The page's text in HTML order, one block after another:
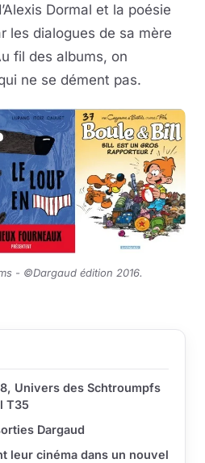
Dormal et la poésie
les dialogues de sa mère
fil des albums, on
ne se dément pas.
- ©Dargaud édition 2016.
Univers des Schtroumpfs
T35
Dargaud
leur cinéma dans un nouvel